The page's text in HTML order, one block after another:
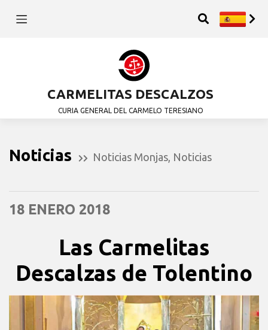
CARMELITAS DESCALZOS
CURIA GENERAL DEL CARMELO TERESIANO
Noticias Noticias Monjas Noticias
18 ENERO 2018
Las Carmelitas
Descalzas de Tolentino